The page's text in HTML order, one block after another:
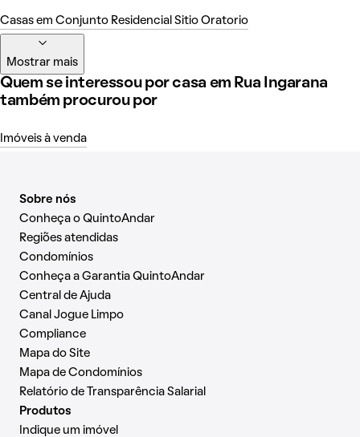
Casas em Conjunto Residencial Sitio Oratorio
Mostrar mais
Quem se interessou por casa em Rua Ingarana
também procurou por
Imóveis à venda
Sobre nós
Conheça o QuintoAndar
Regiões atendidas
Condomínios
Conheça a Garantia QuintoAndar
Central de Ajuda
Canal Jogue Limpo
Compliance
Mapa do Site
Mapa de Condomínios
Relatório de Transparência Salarial
Produtos
Indique um imóvel